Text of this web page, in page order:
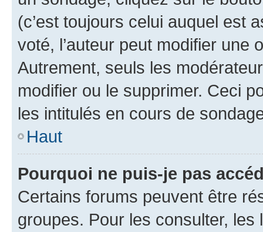
(c’est toujours celui auquel est
voté, l’auteur peut modifier une
Autrement, seuls les
modifier ou le supprimer. Ceci
les intitulés en cours de
Haut
Pourquoi ne puis-je pas
Certains forums peuvent être
groupes. Pour les consulter,